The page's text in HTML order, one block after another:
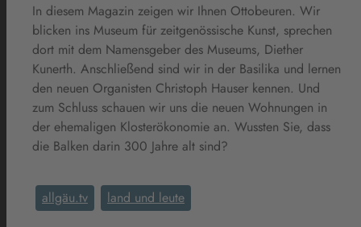
In diesem Magazin zeigen wir Ihnen Ottobeuren. Wir
blicken ins Museum für zeitgenössische Kunst, sprechen
dort mit dem Namensgeber des Museums, Diether
Kunerth. Anschließend sind wir in der Basilika und lernen
den neuen Organisten Christoph Hauser kennen. Und
zum Schluss schauen wir uns die neuen Wohnungen in
der ehemaligen Klosterökonomie an. Wussten Sie, dass
die Balken darin 300 Jahre alt sind?
allgäu.tv land und leute